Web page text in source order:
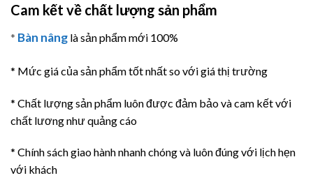
Cam kết về chất lượng sản phẩm
* Bàn nâng là sản phẩm mới 100%
* Mức giá của sản phẩm tốt nhất so với giá thị trường
* Chất lượng sản phẩm luôn được đảm bảo và cam kết với
chất lương như quảng cáo
* Chính sách giao hành nhanh chóng và luôn đúng với lịch hẹn
với khách